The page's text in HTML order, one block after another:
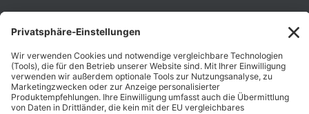
Unternehmen
Karriere